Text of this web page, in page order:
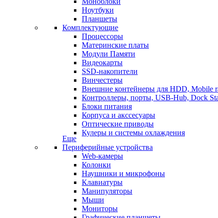
Ноутбуки
Планшеты
Комплектующие
Процессоры
Материнские платы
Модули Памяти
Видеокарты
SSD-накопители
Винчестеры
Внешние контейнеры для HDD, Mobile
Контроллеры, порты, USB-Hub, Dock
Блоки питания
Корпуса и акссесуары
Оптические приводы
Кулеры и системы охлаждения
Еще
Периферийные устройства
Web-камеры
Колонки
Наушники и микрофоны
Клавиатуры
Манипуляторы
Мыши
Мониторы